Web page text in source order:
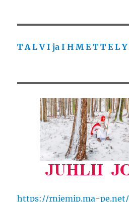
T A L V I ja I H M E T T E L Y
https://rniemip.ma-